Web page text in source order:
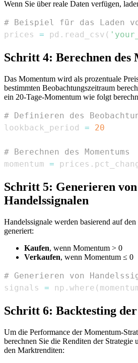
Wenn Sie über reale Daten verfügen,
# Beispiel für das Laden
prices = pd . read_csv (
Schritt 4: Berechnen des
Das Momentum wird als prozentuale
bestimmten Beobachtungszeitraum
ein 20-Tage-Momentum wie folgt
# Definieren des
lookback_period = 20
# Berechnen des Momentums
momentum = prices .
Schritt 5: Generieren von
Handelssignalen
Handelssignale werden basierend auf
generiert:
Kaufen, wenn Momentum > 0
Verkaufen, wenn Momentum ≤ 0
# Generieren von
signals = np . where (
Schritt 6: Backtesting
Um die Performance der Momentum-
berechnen Sie die Renditen der Strategie
den Marktrenditen: